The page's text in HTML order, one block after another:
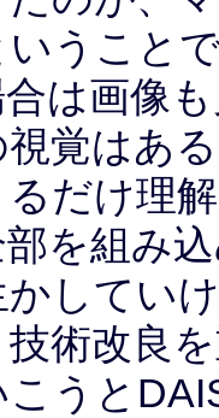
いうこと
は画像
覚はあ
だけ理
を組み
かしてい
術改良
こうと